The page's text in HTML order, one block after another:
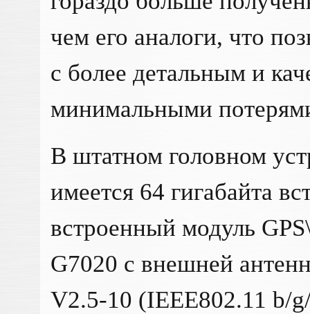
чем его аналоги, что
с более детальным и
минимальными
В штатном головном
имеется 64 гигабайта
встроенный модуль
G7020 с внешней
V2.5-10 (IEEE802.11 b/